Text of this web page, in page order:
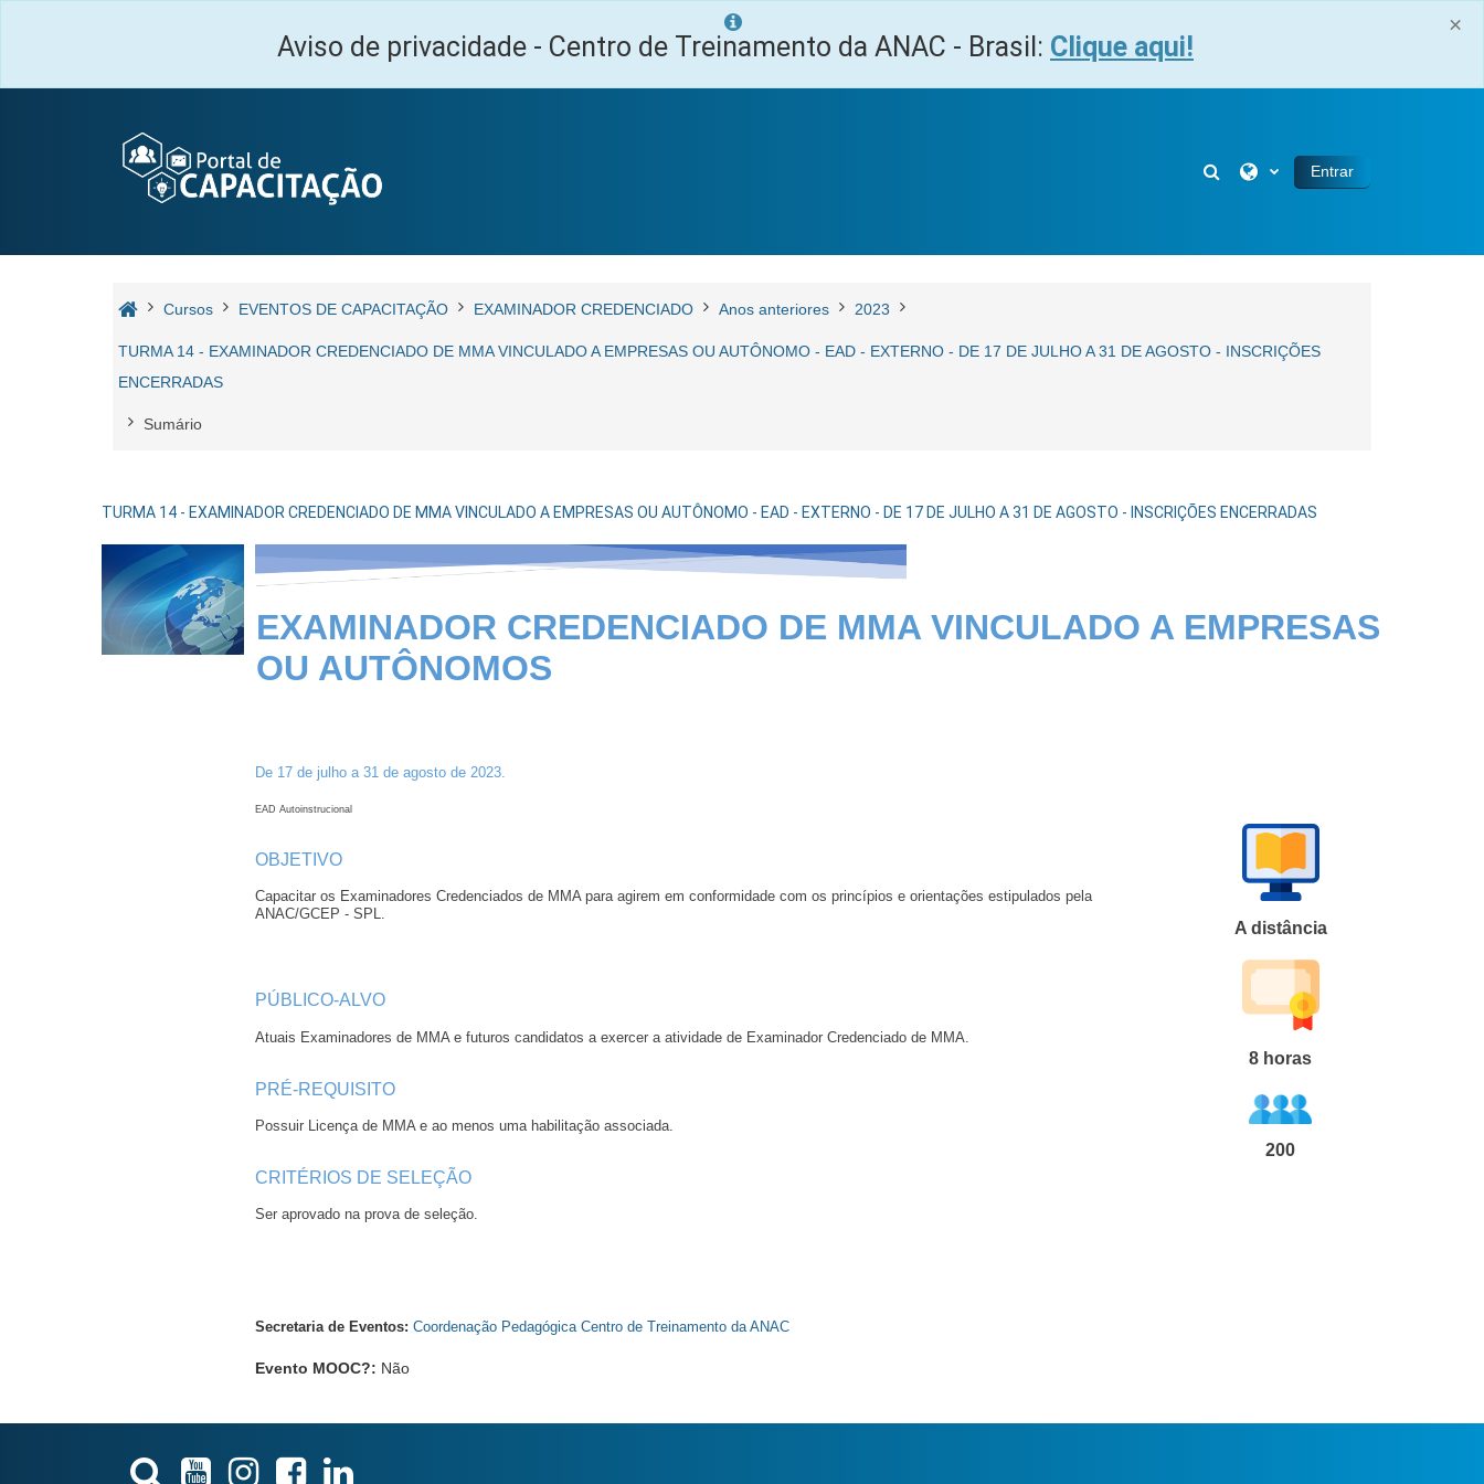
×
Aviso de privacidade - Centro de Treinamento da ANAC - Brasil: Clique aqui!
Alternar entrada de pesquisa
Entrar
Cursos EVENTOS DE CAPACITAÇÃO EXAMINADOR CREDENCIADO Anos anteriores 2023
TURMA 14 - EXAMINADOR CREDENCIADO DE MMA VINCULADO A EMPRESAS OU AUTÔNOMO - EAD - EXTERNO - DE 17 DE JULHO A 31 DE AGOSTO - INSCRIÇÕES
ENCERRADAS
Sumário
TURMA 14 - EXAMINADOR CREDENCIADO DE MMA VINCULADO A EMPRESAS OU AUTÔNOMO - EAD - EXTERNO - DE 17 DE JULHO A 31 DE AGOSTO - INSCRIÇÕES ENCERRADAS
EXAMINADOR CREDENCIADO DE MMA VINCULADO A EMPRESAS
OU AUTÔNOMOS
De 17 de julho a 31 de agosto de 2023.
EAD Autoinstrucional
OBJETIVO
Capacitar os Examinadores Credenciados de MMA para agirem em conformidade com os princípios e orientações estipulados pela
ANAC/GCEP - SPL.
PÚBLICO-ALVO
Atuais Examinadores de MMA e futuros candidatos a exercer a atividade de Examinador Credenciado de MMA.
PRÉ-REQUISITO
Possuir Licença de MMA e ao menos uma habilitação associada.
CRITÉRIOS DE SELEÇÃO
Ser aprovado na prova de seleção.
A distância
8 horas
200
Secretaria de Eventos:Coordenação Pedagógica Centro de Treinamento da ANAC
Evento MOOC?: Não